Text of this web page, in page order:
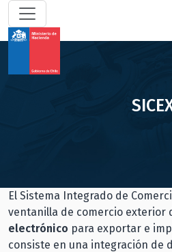
El Sistema Integrado de
ventanilla de comercio exterior
electrónico para exportar e
consiste en una integración de